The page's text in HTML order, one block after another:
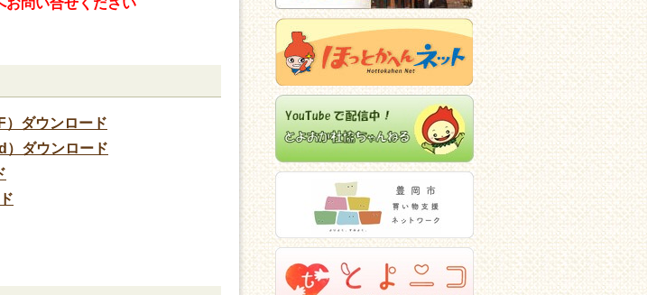
お問い合せください
）ダウンロード
）ダウンロード